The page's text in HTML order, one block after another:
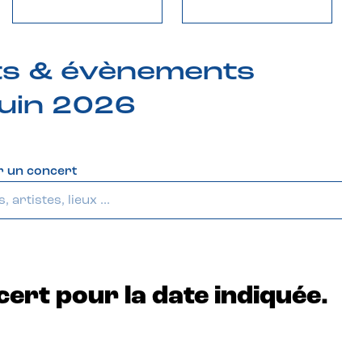
& évènements
2026
un concert
pour la date indiquée.